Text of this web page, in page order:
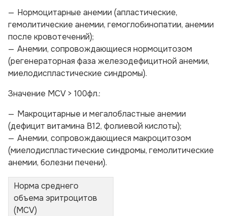
Нормоцитарные анемии (апластические,
гемолитические анемии, гемоглобинопатии, анемии
после кровотечений);
Анемии, сопровождающиеся нормоцитозом
(регенераторная фаза железодефицитной анемии,
миелодиспластические синдромы).
Значение MCV > 100фл.:
Макроцитарные и мегалобластные анемии
(дефицит витамина В12, фолиевой кислоты);
Анемии, сопровождающиеся макроцитозом
(миелодиспластические синдромы, гемолитические
анемии, болезни печени).
Норма среднего
объема эритроцитов
(MCV)